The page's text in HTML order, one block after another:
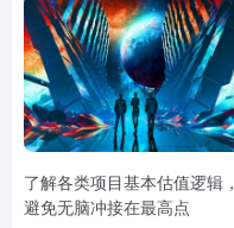
了解各类项目基本估值逻辑，
避免无脑冲接在最高点